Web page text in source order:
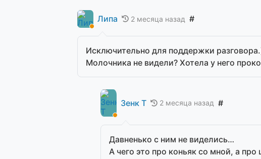
Липа 2 месяца назад #
Исключительно для поддержки
Молочника не видели? Хотела у него
Зенк Т 2 месяца назад #
Давненько с ним не виделись…
А чего это про коньяк со мной, а